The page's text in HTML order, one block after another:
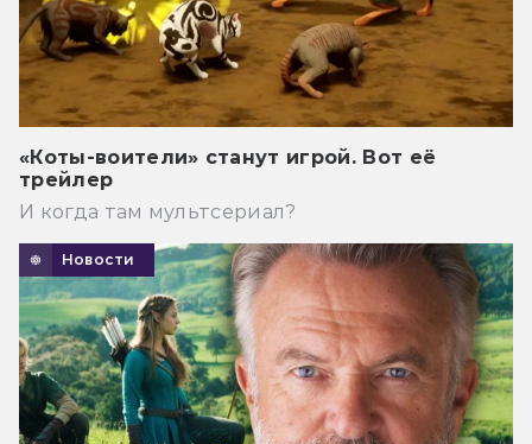
«Коты-воители» станут игрой. Вот её
трейлер
И когда там мультсериал?
Новости